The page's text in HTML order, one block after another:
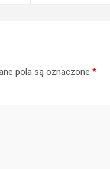
pola są oznaczone *